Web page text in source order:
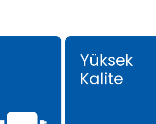
Yüksek
Kalite